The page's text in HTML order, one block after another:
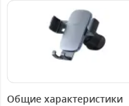
349 грн.
Общие характеристики